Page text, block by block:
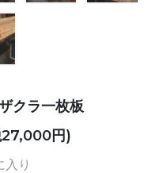
クラ一枚板
円)
入り